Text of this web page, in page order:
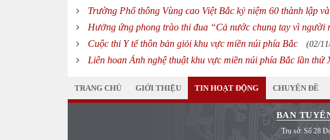
Trường Phổ thông Vùng cao Việt Bắc kỷ niệm 60 thành lập
Hưởng ứng phong trào thi đua “Cả nước chung tay vì người
Cuộc thi Y tế thôn bản giỏi khu vực miền núi phía Bắc (02/
Liên hoan Ảnh nghệ thuật khu vực miền núi phía Bắc lần thứ
TRANG CHỦ GIỚI THIỆU TIN HOẠT ĐỘNG CHUYÊN ĐỀ
BAN
Trụ sở: Số 28